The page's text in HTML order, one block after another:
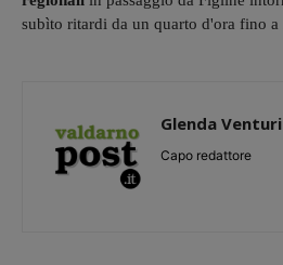
subìto ritardi da un quarto d'ora fino a
Glenda
Capo redattore